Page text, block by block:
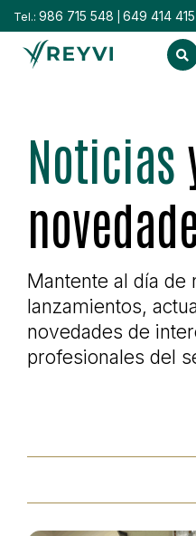
Tel.: 986 715 548 649 414 415
Noticias
Mantente al día de
lanzamientos,
novedades de
profesionales del